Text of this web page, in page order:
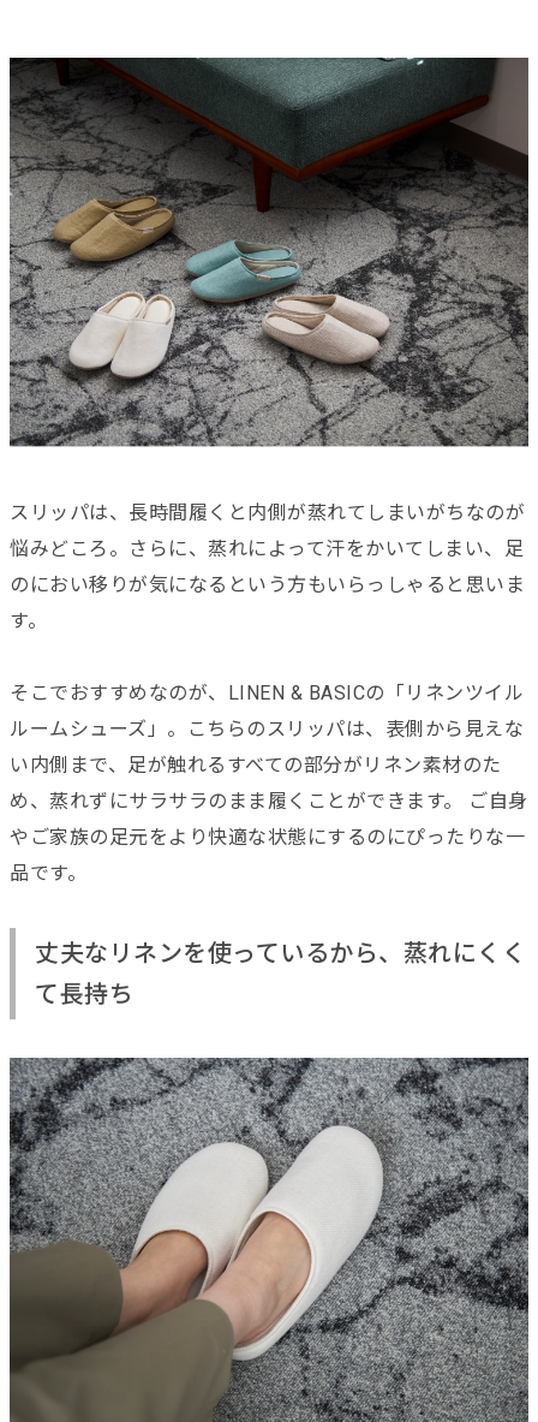
スリッパは、長時間履くと内側が蒸れてしまいがちなのが
悩みどころ。さらに、蒸れによって汗をかいてしまい、足
のにおい移りが気になるという方もいらっしゃると思いま
す。
そこでおすすめなのが、LINEN & BASICの「リネンツイル
ルームシューズ」。こちらのスリッパは、表側から見えな
い内側まで、足が触れるすべての部分がリネン素材のた
め、蒸れずにサラサラのまま履くことができます。 ご自身
やご家族の足元をより快適な状態にするのにぴったりな一
品です。
丈夫なリネンを使っているから、蒸れにくく
て長持ち